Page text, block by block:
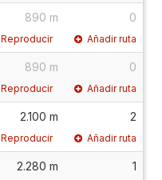
890 m 0
Reproducir Añadir ruta
890 m 0
Reproducir Añadir ruta
2.100 m 2
Reproducir Añadir ruta
2.280 m 1